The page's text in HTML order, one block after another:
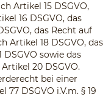
Artikel 15 DSGVO,
16 DSGVO, das
das Recht auf
Artikel 18 DSGVO, das
sowie das
20 DSGVO.
bei einer
DSGVO i.V.m. § 19